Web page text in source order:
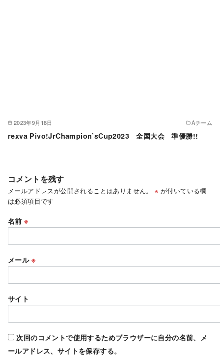
2023年9月18日 Aチーム
rexva Pivo!JrChampion’sCup2023 全国大会 準優勝!!
コメントを残す
メールアドレスが公開されることはありません。 ※ が付いている欄
は必須項目です
名前※
メール ※
サイト
次回のコメントで使用するためブラウザーに自分の名前、メ
ールアドレス、サイトを保存する。